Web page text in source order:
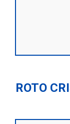
ROTO